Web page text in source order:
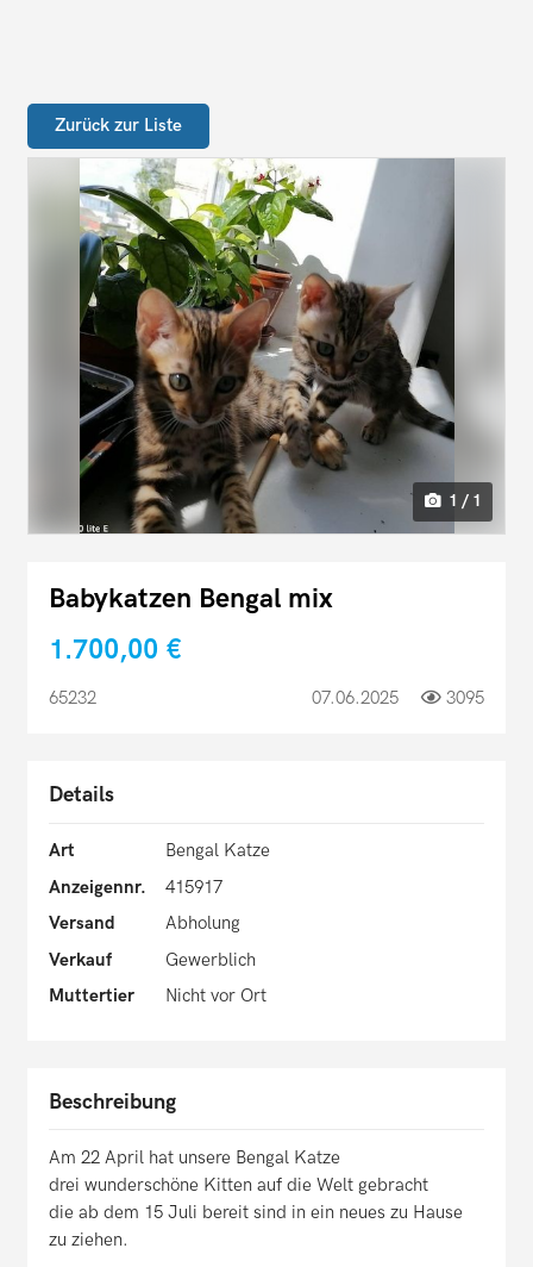
Zurück zur Liste
1 / 1
Babykatzen Bengal mix
1.700,00 €
65232 07.06.2025 3095
Details
Art
Bengal Katze
Anzeigennr.
415917
Versand
Abholung
Verkauf
Gewerblich
Muttertier
Nicht vor Ort
Beschreibung
Am 22 April hat unsere Bengal Katze
drei wunderschöne Kitten auf die Welt gebracht
die ab dem 15 Juli bereit sind in ein neues zu Hause
zu ziehen.